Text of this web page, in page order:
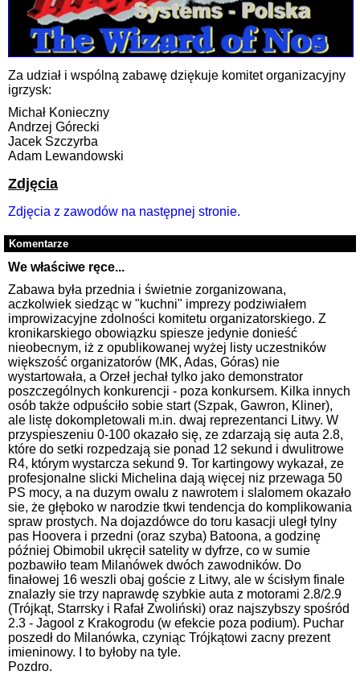
Za udział i wspólną zabawę dziękuje komitet organizacyjny
igrzysk:
Michał Konieczny
Andrzej Górecki
Jacek Szczyrba
Adam Lewandowski
Zdjęcia
Zdjęcia z zawodów na następnej stronie.
Komentarze
We właściwe ręce...
Zabawa była przednia i świetnie zorganizowana,
aczkolwiek siedząc w "kuchni" imprezy podziwiałem
improwizacyjne zdolności komitetu organizatorskiego. Z
kronikarskiego obowiązku spiesze jedynie donieść
nieobecnym, iż z opublikowanej wyżej listy uczestników
większość organizatorów (MK, Adas, Góras) nie
wystartowała, a Orzeł jechał tylko jako demonstrator
poszczególnych konkurencji - poza konkursem. Kilka innych
osób także odpuściło sobie start (Szpak, Gawron, Kliner),
ale listę dokompletowali m.in. dwaj reprezentanci Litwy. W
przyspieszeniu 0-100 okazało się, ze zdarzają się auta 2.8,
które do setki rozpedzają sie ponad 12 sekund i dwulitrowe
R4, którym wystarcza sekund 9. Tor kartingowy wykazał, ze
profesjonalne slicki Michelina dają więcej niz przewaga 50
PS mocy, a na duzym owalu z nawrotem i slalomem okazało
sie, że głęboko w narodzie tkwi tendencja do komplikowania
spraw prostych. Na dojazdówce do toru kasacji uległ tylny
pas Hoovera i przedni (oraz szyba) Batoona, a godzinę
później Obimobil ukręcił satelity w dyfrze, co w sumie
pozbawiło team Milanówek dwóch zawodników. Do
finałowej 16 weszli obaj goście z Litwy, ale w ścisłym finale
znalazły sie trzy naprawdę szybkie auta z motorami 2.8/2.9
(Trójkąt, Starrsky i Rafał Zwoliński) oraz najszybszy spośród
2.3 - Jagool z Krakogrodu (w efekcie poza podium). Puchar
poszedł do Milanówka, czyniąc Trójkątowi zacny prezent
imieninowy. I to byłoby na tyle.
Pozdro.